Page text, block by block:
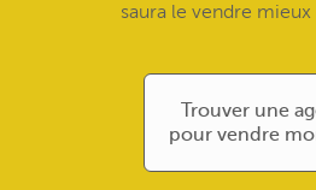
saura le vendre mieux
Trouver une
pour vendre